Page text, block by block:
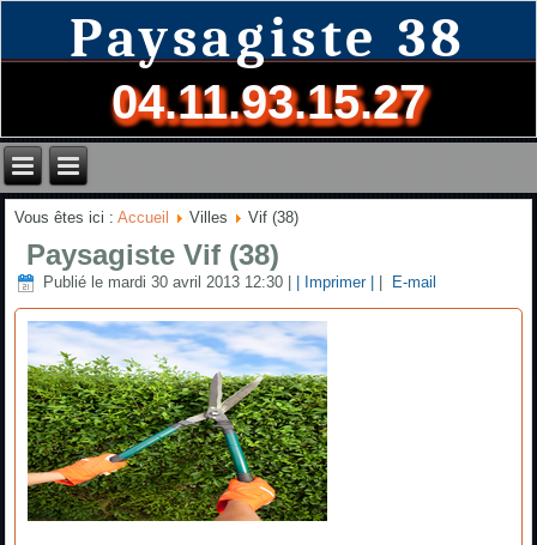
Paysagiste 38
04.11.93.15.27
Vous êtes ici :Accueil Villes Vif (38)
Paysagiste Vif (38)
Publié le mardi 30 avril 2013 12:30 | Imprimer | E-mail